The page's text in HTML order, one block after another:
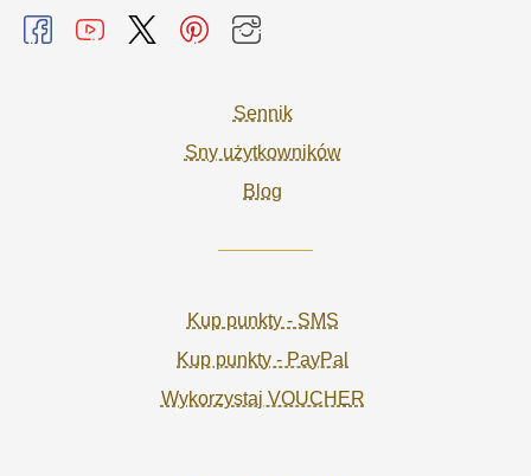
Sennik
Sny użytkowników
Blog
Kup punkty - SMS
Kup punkty - PayPal
Wykorzystaj VOUCHER